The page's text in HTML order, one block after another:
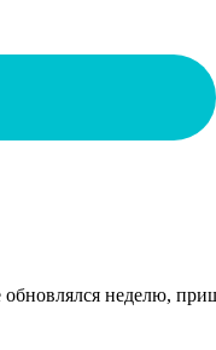
неделю,